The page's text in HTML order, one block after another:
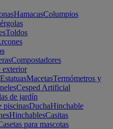
HamacasColumpios
Toldos
Compostadores
exterior
EstatuasMacetasTermómetros y
Cesped Artificial
de jardín
piscinasDuchaHinchable
HinchablesCasitas
para mascotas